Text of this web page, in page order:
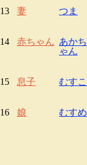
13 妻 つま
14 赤ちゃん あかち
ゃん
15 息子 むすこ
16 娘 むすめ